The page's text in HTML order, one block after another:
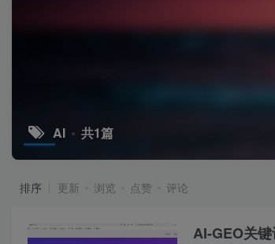
AI 共1篇
排序 更新 浏览 点赞 评论
AI-GEO关